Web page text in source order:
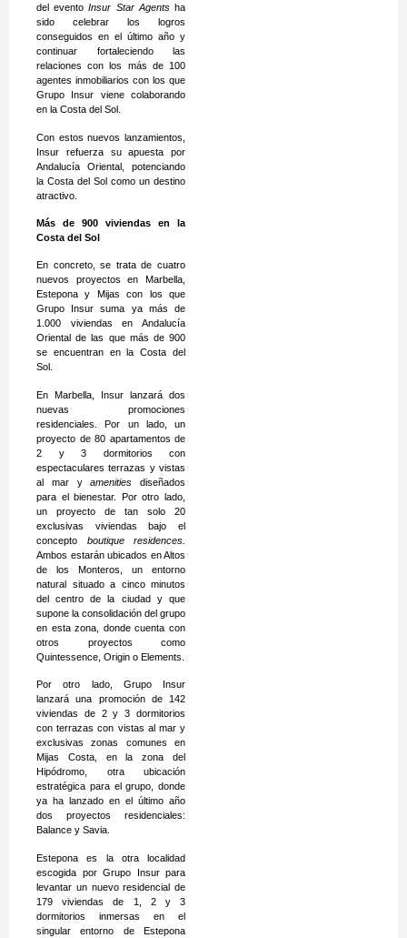
del eventoInsur Star Agentsha
sido celebrar los logros
conseguidos en el último año y
continuar fortaleciendo las
relaciones con los más de 100
agentes inmobiliarios con los que
Grupo Insur viene colaborando
en la Costa del Sol.
Con estos nuevos lanzamientos,
Insur refuerza su apuesta por
Andalucía Oriental, potenciando
la Costa del Sol como un destino
atractivo.
Más de 900 viviendas en la
Costa del Sol
En concreto, se trata de cuatro
nuevos proyectos en Marbella,
Estepona y Mijas con los que
Grupo Insur suma ya más de
1.000 viviendas en Andalucía
Oriental de las que más de 900
se encuentran en la Costa del
Sol.
En Marbella, Insur lanzará dos
nuevas promociones
residenciales. Por un lado, un
proyecto de 80 apartamentos de
2 y 3 dormitorios con
espectaculares terrazas y vistas
al mar yamenities diseñados
para el bienestar. Por otro lado,
un proyecto de tan solo 20
exclusivas viviendas bajo el
concepto boutique residences.
Ambos estarán ubicados en Altos
de los Monteros, un entorno
natural situado a cinco minutos
del centro de la ciudad y que
supone la consolidación del grupo
en esta zona, donde cuenta con
otros proyectos como
Quintessence, Origin o Elements.
Por otro lado, Grupo Insur
lanzará una promoción de 142
viviendas de 2 y 3 dormitorios
con terrazas con vistas al mar y
exclusivas zonas comunes en
Mijas Costa, en la zona del
Hipódromo, otra ubicación
estratégica para el grupo, donde
ya ha lanzado en el último año
dos proyectos residenciales:
Balance y Savia.
Estepona es la otra localidad
escogida por Grupo Insur para
levantar un nuevo residencial de
179 viviendas de 1, 2 y 3
dormitorios inmersas en el
singular entorno de Estepona